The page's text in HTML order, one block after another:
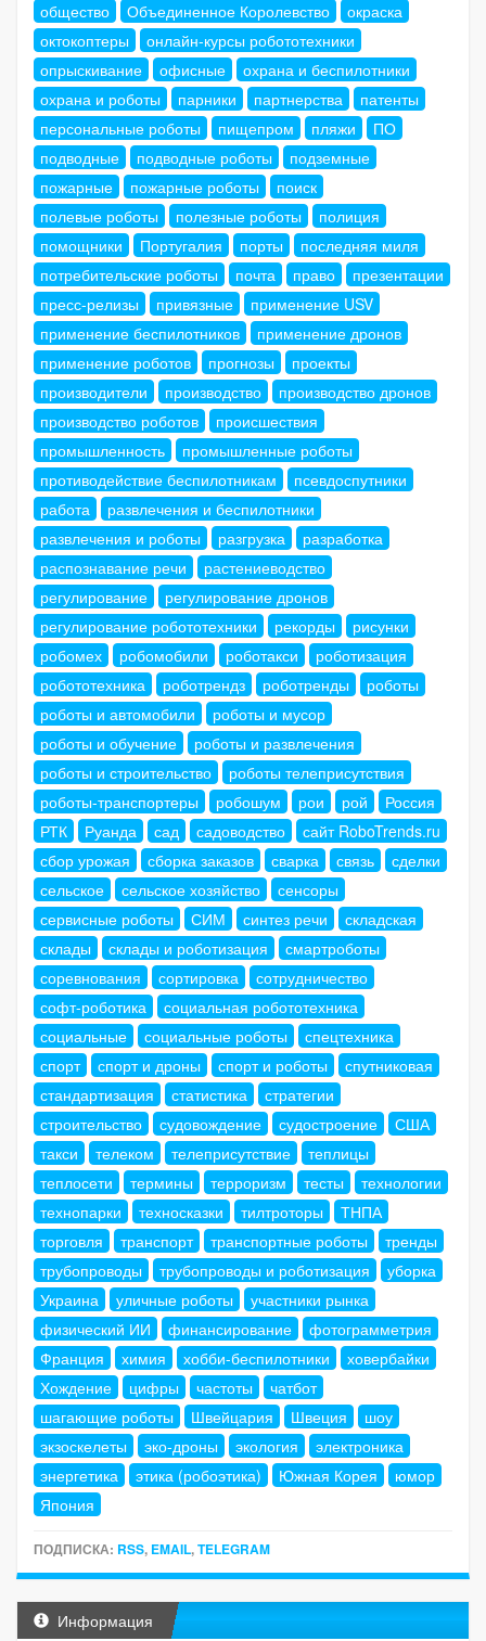
общество
Объединенное Королевство
окраска
октокоптеры
онлайн-курсы робототехники
опрыскивание
офисные
охрана и беспилотники
охрана и роботы
парники партнерства
патенты
персональные роботы
пищепром пляжи
ПО
подводные
подводные роботы
подземные
пожарные
пожарные роботы
поиск
полевые роботы
полезные роботы
полиция
помощники
Португалия порты
последняя миля
потребительские роботы
почта право
презентации
пресс-релизы
привязные
применение USV
применение беспилотников
применение дронов
применение роботов
прогнозы
проекты
производители
производство
производство дронов
производство роботов
происшествия
промышленность
промышленные роботы
противодействие беспилотникам
псевдоспутники
работа
развлечения и беспилотники
развлечения и роботы
разгрузка
разработка
распознавание речи
растениеводство
регулирование
регулирование дронов
регулирование робототехники
рекорды
рисунки
робомех
робомобили роботакси
роботизация
робототехника
роботрендз роботренды
роботы
роботы и автомобили
роботы и мусор
роботы и обучение
роботы и развлечения
роботы и строительство
роботы телеприсутствия
роботы-транспортеры
робошум рои рой
Россия
РТК
Руанда сад садоводство
сайт RoboTrends.ru
сбор урожая
сборка заказов сварка связь
сделки
сельское
сельское хозяйство
сенсоры
сервисные роботы
СИМ синтез речи
складская
склады
склады и роботизация
смартроботы
соревнования
сортировка
сотрудничество
софт-роботика
социальная робототехника
социальные
социальные роботы
спецтехника
спорт
спорт и дроны спорт и роботы
спутниковая
стандартизация
статистика
стратегии
строительство
судовождение судостроение
США
такси
телеком телеприсутствие
теплицы
теплосети
термины терроризм тесты
технологии
технопарки
техносказки тилтроторы
ТНПА
торговля
транспорт транспортные роботы
тренды
трубопроводы
трубопроводы и роботизация
уборка
Украина
уличные роботы
участники рынка
физический ИИ
финансирование
фотограмметрия
Франция
химия хобби-беспилотники
ховербайки
Хождение
цифры частоты
чатбот
шагающие роботы
Швейцария Швеция
шоу
экзоскелеты
эко-дроны экология
электроника
энергетика
этика (робоэтика) Южная Корея
юмор
Япония
ПОДПИСКА: RSS, EMAIL,TELEGRAM
Информация